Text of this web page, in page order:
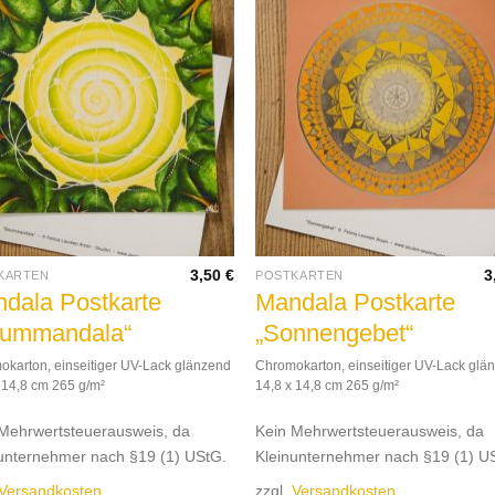
Postkarte
3,50 €
einseitiger UV-Lack glänzend
cm 265 g/m²
da
nach §19 (1) UStG.
POSTKARTEN
Mandala Postkarte
„Sonnengebet“
Chromokarton, einseitiger UV-Lack
14,8 x 14,8 cm 265 g/m²
Kein Mehrwertsteuerausweis, da
Kleinunternehmer nach §19 (1)
zzgl.Versandkosten